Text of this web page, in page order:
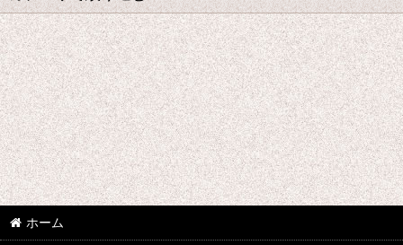
ら行 コスプレ衣装 (全商品)
ラブライブ
RAIL WARS! -日本國有鉄道公安隊-
RWBY
LOVE STAGE!!
ログ・ホライズン
ホーム